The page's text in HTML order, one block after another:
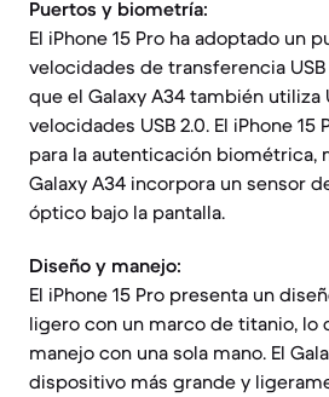
Puertos y biometría:
El iPhone 15 Pro ha adoptado un
velocidades de transferencia USB
que el Galaxy A34 también utiliza
velocidades USB 2.0. El iPhone 15
para la autenticación biométrica,
Galaxy A34 incorpora un sensor
óptico bajo la pantalla.
Diseño y manejo:
El iPhone 15 Pro presenta un
ligero con un marco de titanio, lo
manejo con una sola mano. El
dispositivo más grande y